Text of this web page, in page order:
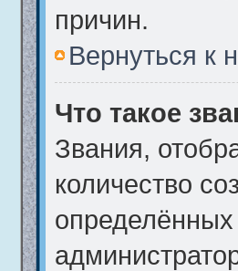
причин.
Вернуться к
Что такое
Звания,
количество